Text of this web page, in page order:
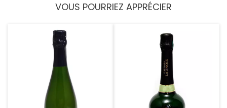
VOUS POURRIEZ APPRÉCIER